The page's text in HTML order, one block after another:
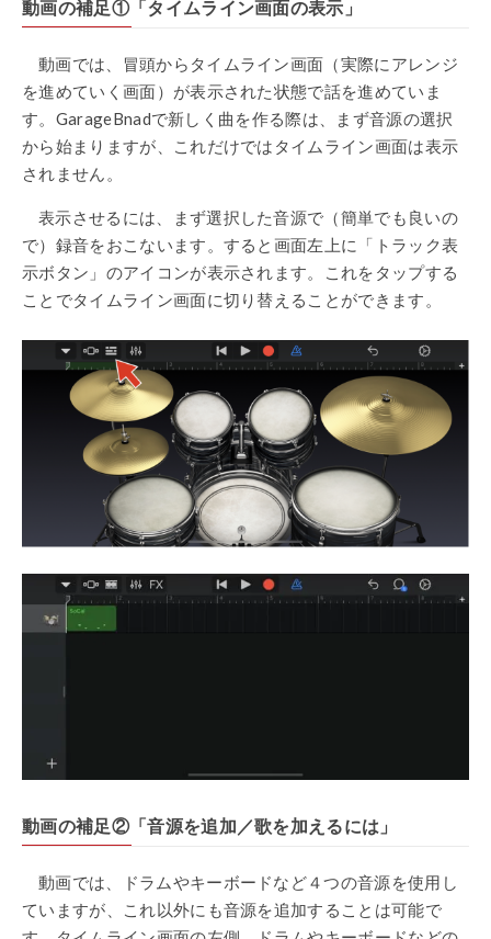
動画の補足①「タイムライン画面の表示」
動画では、冒頭からタイムライン画面（実際にアレンジ
を進めていく画面）が表示された状態で話を進めていま
す。GarageBnadで新しく曲を作る際は、まず音源の選択
から始まりますが、これだけではタイムライン画面は表示
されません。
表示させるには、まず選択した音源で（簡単でも良いの
で）録音をおこないます。すると画面左上に「トラック表
示ボタン」のアイコンが表示されます。これをタップする
ことでタイムライン画面に切り替えることができます。
動画の補足②「音源を追加／歌を加えるには」
動画では、ドラムやキーボードなど４つの音源を使用し
ていますが、これ以外にも音源を追加することは可能で